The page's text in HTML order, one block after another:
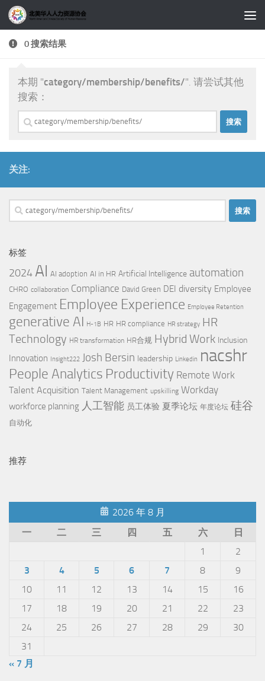
跳至内容
0 搜索结果
本期 "category/membership/benefits/". 请尝试其他
搜索：
搜
索：
关注:
搜
索：
标签
2024 AI AI adoption AI in HR Artificial Intelligence automation
CHRO collaboration Compliance David Green DEI diversity Employee
Engagement Employee Experience Employee Retention
generative AI H-1B HR HR compliance HR strategy HR
Technology HR transformation HR合规 Hybrid Work Inclusion
Innovation Insight222 Josh Bersin leadership Linkedin nacshr
People Analytics Productivity Remote Work
Talent Acquisition Talent Management upskilling Workday
workforce planning 人工智能 员工体验 夏季论坛 年度论坛 硅谷
自动化
推荐
2026 年 8 月
一
二 三 四 五 六
日
1
2
3
4 5 6 7 8
9
10
11 12 13 14 15
16
17
18 19 20 21 22
23
24
25 26 27 28 29
30
31
« 7 月